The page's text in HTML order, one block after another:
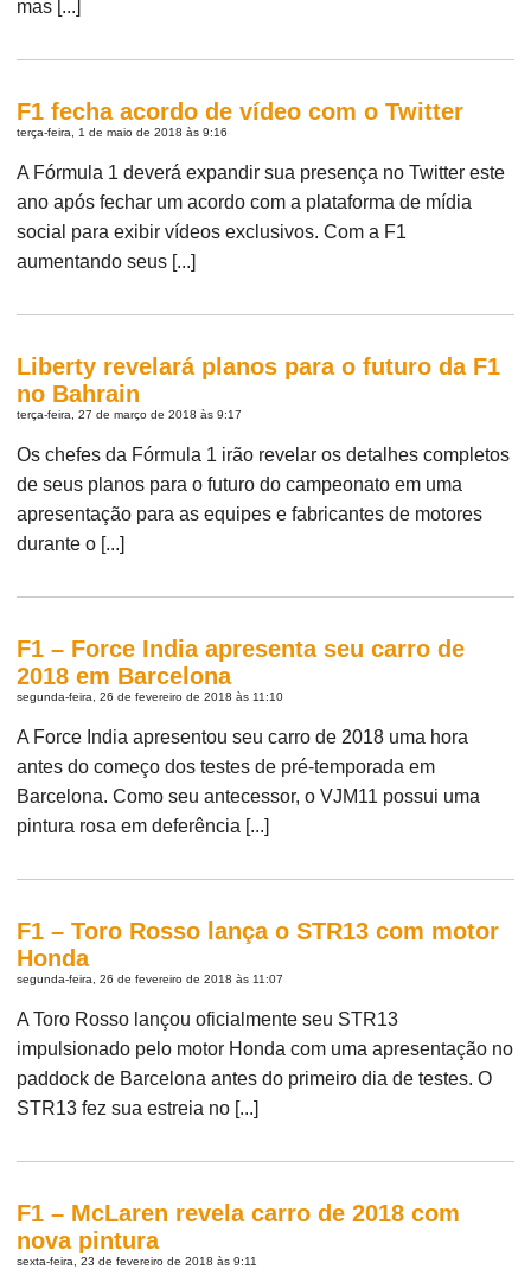
mas [...]
F1 fecha acordo de vídeo com o Twitter
terça-feira, 1 de maio de 2018 às 9:16
A Fórmula 1 deverá expandir sua presença no Twitter este
ano após fechar um acordo com a plataforma de mídia
social para exibir vídeos exclusivos. Com a F1
aumentando seus [...]
Liberty revelará planos para o futuro da F1
no Bahrain
terça-feira, 27 de março de 2018 às 9:17
Os chefes da Fórmula 1 irão revelar os detalhes completos
de seus planos para o futuro do campeonato em uma
apresentação para as equipes e fabricantes de motores
durante o [...]
F1 – Force India apresenta seu carro de
2018 em Barcelona
segunda-feira, 26 de fevereiro de 2018 às 11:10
A Force India apresentou seu carro de 2018 uma hora
antes do começo dos testes de pré-temporada em
Barcelona. Como seu antecessor, o VJM11 possui uma
pintura rosa em deferência [...]
F1 – Toro Rosso lança o STR13 com motor
Honda
segunda-feira, 26 de fevereiro de 2018 às 11:07
A Toro Rosso lançou oficialmente seu STR13
impulsionado pelo motor Honda com uma apresentação no
paddock de Barcelona antes do primeiro dia de testes. O
STR13 fez sua estreia no [...]
F1 – McLaren revela carro de 2018 com
nova pintura
sexta-feira, 23 de fevereiro de 2018 às 9:11